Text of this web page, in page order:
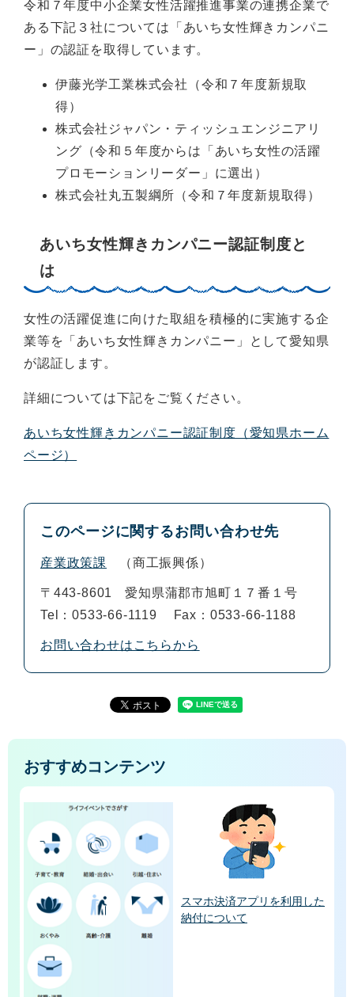
令和７年度中小企業女性活躍推進事業の連携企業で
ある下記３社については「あいち女性輝きカンパニ
ー」の認証を取得しています。
伊藤光学工業株式会社（令和７年度新規取
得）
株式会社ジャパン・ティッシュエンジニアリ
ング（令和５年度からは「あいち女性の活躍
プロモーションリーダー」に選出）
株式会社丸五製綱所（令和７年度新規取得）
あいち女性輝きカンパニー認証制度と
は
女性の活躍促進に向けた取組を積極的に実施する企
業等を「あいち女性輝きカンパニー」として愛知県
が認証します。
詳細については下記をご覧ください。
あいち女性輝きカンパニー認証制度（愛知県ホーム
ページ）
このページに関するお問い合わせ先
産業政策課 商工振興係
〒443-8601
愛知県蒲郡市旭町１７番１号
Tel：0533-66-1119
Fax：0533-66-1188
お問い合わせはこちらから
おすすめコンテンツ
スマホ決済アプリを利用した
納付について